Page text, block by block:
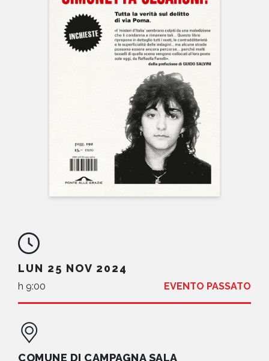
NEWS
CONTATTI
LUN 25 NOV 2024
h 9:00 EVENTO PASSATO
COMUNE DI CAMPAGNA SALA